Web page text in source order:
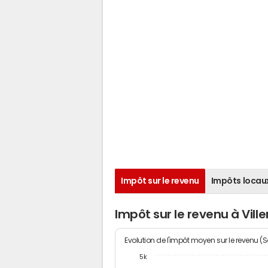
Impôt sur le revenu Impôts
Impôt sur le revenu à
Evolution de l'impôt moyen sur le revenu
5k